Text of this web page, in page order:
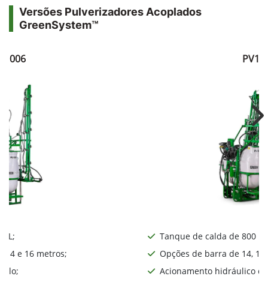
Versões Pulverizadores Acoplados
GreenSystem™
L;
14 e 16 metros;
Tanque de calda de 800 L;
Opções de barra de 14,
Acionamento hidráulico